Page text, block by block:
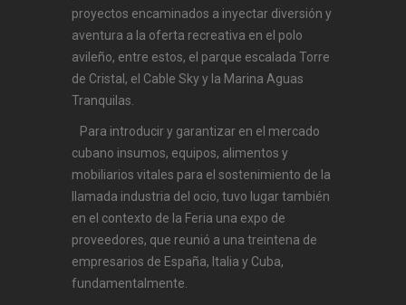
proyectos encaminados a inyectar diversión y
aventura a la oferta recreativa en el polo
avileño, entre estos, el parque escalada Torre
de Cristal, el Cable Sky y la Marina Aguas
Tranquilas.
Para introducir y garantizar en el mercado
cubano insumos, equipos, alimentos y
mobiliarios vitales para el sostenimiento de la
llamada industria del ocio, tuvo lugar también
en el contexto de la Feria una expo de
proveedores, que reunió a una treintena de
empresarios de España, Italia y Cuba,
fundamentalmente.